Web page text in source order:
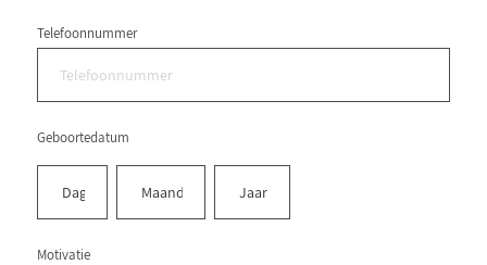
Telefoonnummer
Geboortedatum
Motivatie